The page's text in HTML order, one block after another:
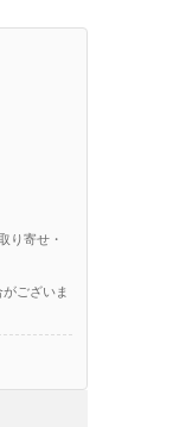
り寄せ・
ございま